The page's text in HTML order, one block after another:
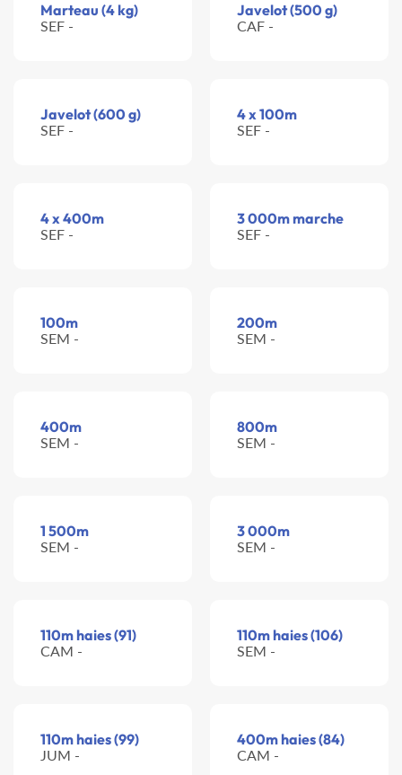
Marteau (4 kg)
SEF -
Javelot (500 g)
CAF -
Javelot (600 g)
SEF -
4 x 100m
SEF -
4 x 400m
SEF -
3 000m marche
SEF -
100m
SEM -
200m
SEM -
400m
SEM -
800m
SEM -
1 500m
SEM -
3 000m
SEM -
110m haies (91)
CAM -
110m haies (106)
SEM -
110m haies (99)
JUM -
400m haies (84)
CAM -